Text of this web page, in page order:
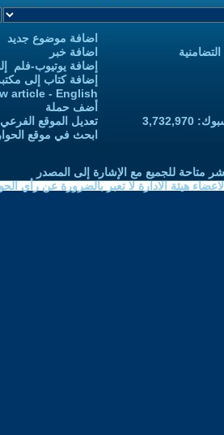
اضافة موضوع جديد
اضافة خبر
إضافة يوتيوب-فلم
إضافة كتاب إلى
article - English
أضف حملة
تعديل الموقع
ابحث في موقع
متاحة للجميع مع الإشارة إلى المصدر
هيئة الادارة لا تعبر بالضرورة عن رأي